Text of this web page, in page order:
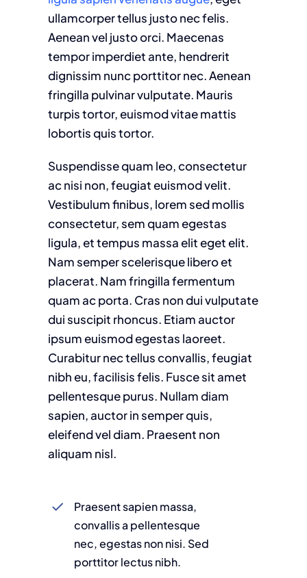
ullamcorper tellus justo nec felis.
Aenean vel justo orci. Maecenas
tempor imperdiet ante, hendrerit
dignissim nunc porttitor nec. Aenean
fringilla pulvinar vulputate. Mauris
turpis tortor, euismod vitae mattis
lobortis quis tortor.
Suspendisse quam leo, consectetur
ac nisi non, feugiat euismod velit.
Vestibulum finibus, lorem sed mollis
consectetur, sem quam egestas
ligula, et tempus massa elit eget elit.
Nam semper scelerisque libero et
placerat. Nam fringilla fermentum
quam ac porta. Cras non dui vulputate
dui suscipit rhoncus. Etiam auctor
ipsum euismod egestas laoreet.
Curabitur nec tellus convallis, feugiat
nibh eu, facilisis felis. Fusce sit amet
pellentesque purus. Nullam diam
sapien, auctor in semper quis,
eleifend vel diam. Praesent non
aliquam nisl.
Praesent sapien massa,
convallis a pellentesque
nec, egestas non nisi. Sed
porttitor lectus nibh.